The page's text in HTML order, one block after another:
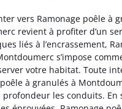
vers Ramonage poêle à
revient à profiter d’un
liés à l’encrassement,
s’impose
votre habitat. Toute
à granulés à
les conduits. En